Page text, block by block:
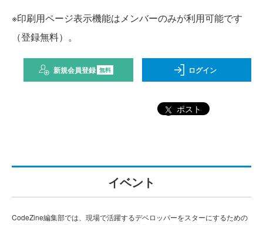
※印刷用ページ表示機能はメンバーのみが利用可能です
（登録無料）。
新規会員登録 無料 ログイン
ポスト
イベント
CodeZine編集部では、現場で活躍するデベロッパーをスターにするための